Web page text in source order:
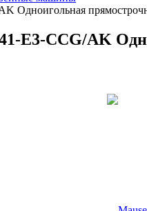
Одноигольная
E3-CCG/AK